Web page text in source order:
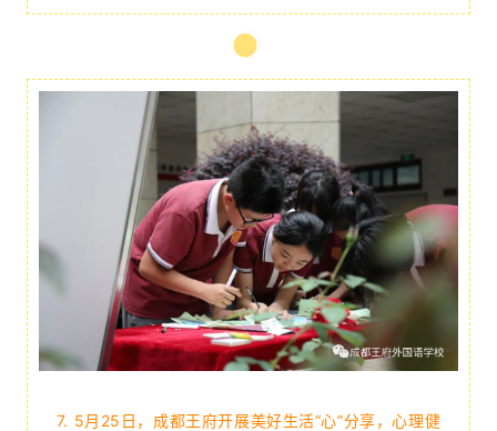
7. 5月25日，成都王府开展美好生活“心”分享，心理健